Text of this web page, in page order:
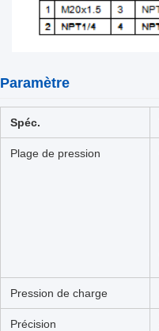
Paramètre
Spéc.
Plage de pression
Pression de charge
Précision